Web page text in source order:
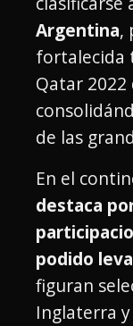
Argentina,
fortalecida
Qatar 2022
de las
En el
destaca
podido
figuran
Inglaterra